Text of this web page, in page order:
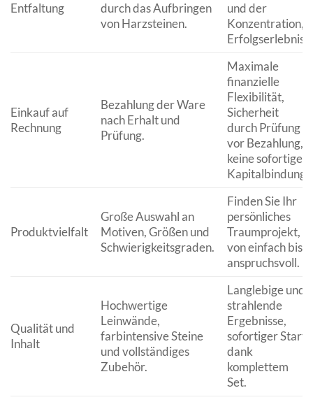
Entfaltung
durch das Aufbringen
von Harzsteinen.
und der
Konzentration,
Erfolgserlebnis.
Einkauf auf
Rechnung
Bezahlung der Ware
nach Erhalt und
Prüfung.
Maximale
finanzielle
Flexibilität,
Sicherheit
durch Prüfung
vor Bezahlung,
keine sofortige
Kapitalbindung.
Produktvielfalt
Große Auswahl an
Motiven, Größen und
Schwierigkeitsgraden.
Finden Sie Ihr
persönliches
Traumprojekt,
von einfach bis
anspruchsvoll.
Qualität und
Inhalt
Hochwertige
Leinwände,
farbintensive Steine
und vollständiges
Zubehör.
Langlebige und
strahlende
Ergebnisse,
sofortiger Start
dank
komplettem
Set.